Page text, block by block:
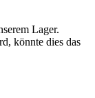
Lager.
könnte dies das